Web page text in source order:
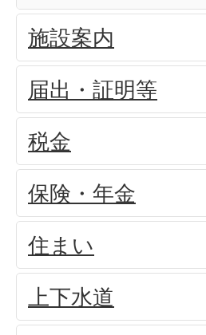
施設案内
届出・証明等
税金
保険・年金
住まい
上下水道